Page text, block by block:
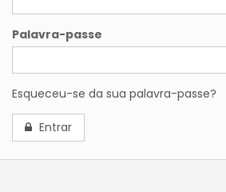
Palavra-passe
Esqueceu-se da sua palavra-passe?
Entrar